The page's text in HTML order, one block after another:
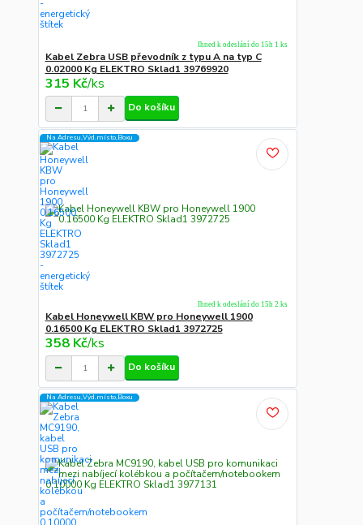
Kabel Zebra USB převodník z typu A na typ C
0.02000 Kg ELEKTRO Sklad1 39769920
315 Kč/ks
Ihned k odeslání do 15h 1 ks
Do košíku
Na Adresu,Výd.místo,Boxu
Kabel Honeywell KBW pro Honeywell 1900
0.16500 Kg ELEKTRO Sklad1 3972725
358 Kč/ks
Ihned k odeslání do 15h 2 ks
Do košíku
Na Adresu,Výd.místo,Boxu